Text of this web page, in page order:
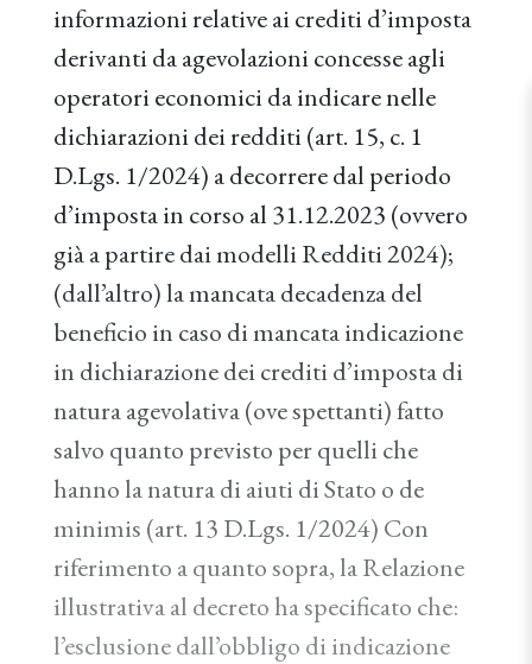
informazioni relative ai crediti d’imposta
derivanti da agevolazioni concesse agli
operatori economici da indicare nelle
dichiarazioni dei redditi (art. 15, c. 1
D.Lgs. 1/2024) a decorrere dal periodo
d’imposta in corso al 31.12.2023 (ovvero
già a partire dai modelli Redditi 2024);
(dall’altro) la mancata decadenza del
beneficio in caso di mancata indicazione
in dichiarazione dei crediti d’imposta di
natura agevolativa (ove spettanti) fatto
salvo quanto previsto per quelli che
hanno la natura di aiuti di Stato o de
minimis (art. 13 D.Lgs. 1/2024) Con
riferimento a quanto sopra, la Relazione
illustrativa al decreto ha specificato che:
l’esclusione dall’obbligo di indicazione